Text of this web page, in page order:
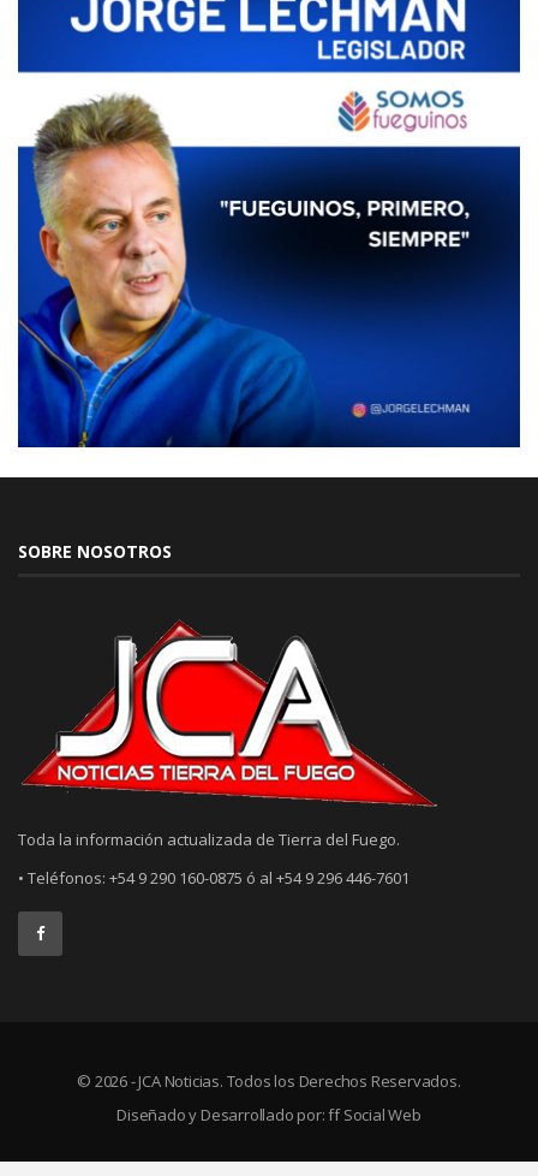
SOBRE NOSOTROS
Toda la información actualizada de Tierra del Fuego.
• Teléfonos: +54 9 290 160-0875 ó al +54 9 296 446-7601
© 2026 - JCA Noticias. Todos los Derechos Reservados.
Diseñado y Desarrollado por:ff Social Web